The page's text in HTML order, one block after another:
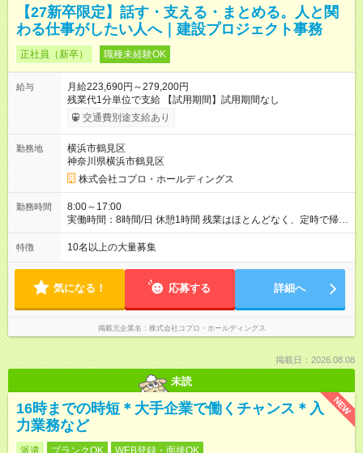
【27新卒限定】話す・支える・まとめる。人と関
わる仕事がしたい人へ｜建設プロジェクト事務
正社員（新卒） 職種未経験OK
給与
月給223,690円～279,200円
残業代1分単位で支給 【試用期間】試用期間なし
交通費別途支給あり
勤務地
横浜市鶴見区
神奈川県横浜市鶴見区
株式会社コプロ・ホールディングス
勤務時間
8:00～17:00
実働時間：8時間/日 休憩1時間 残業はほとんどなく、定時で帰れ
る日が多い働き方です。 毎日の業務は進捗管理や事務が中心な
ので、 「今日やるべき仕事」が終われば、自然と区切りをつけ
方を大切にしています。
特徴 10名以上の大量募集
気になる！ 応募する 詳細へ
掲載元企業名 株式会社コプロ・ホールディングス
掲載日：2026.08.08
未読
NEW
16時までの時短＊大手企業で働くチャンス＊入
力業務など
派遣 ブランクOK WEB登録・面接OK